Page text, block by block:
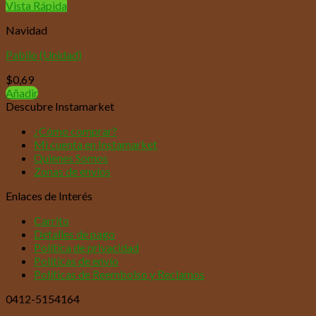
Vista Rápida
Navidad
Pabilo (Unidad)
$0,69
Añadir
Descubre Instamarket
¿Cómo comprar?
Mi cuenta en Instamarket
Quienes Somos
Zonas de envíos
Enlaces de Interés
Carrito
Detalles de pago
Política de privacidad
Políticas de envío
Políticas de Reembolso y Reclamos
0412-5154164